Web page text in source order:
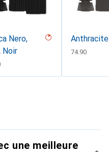
Nero,
Noir
Anthracite
CHF
74.90
une meilleure